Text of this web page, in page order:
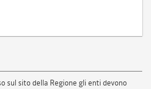
sul sito della Regione gli enti devono